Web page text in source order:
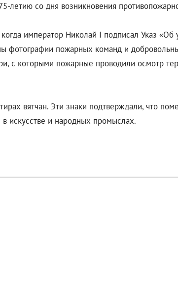
летию со дня возникновения
император Николай I подписал Указ «Об
фотографии пожарных команд и
с которыми пожарные проводили осмотр
вятчан. Эти знаки подтверждали, что
в искусстве и народных промыслах.